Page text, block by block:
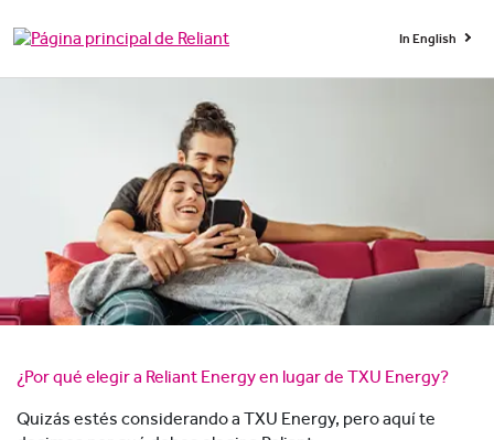
In English
¿Por qué elegir a Reliant Energy en lugar de TXU Energy?
Quizás estés considerando a TXU Energy, pero aquí te